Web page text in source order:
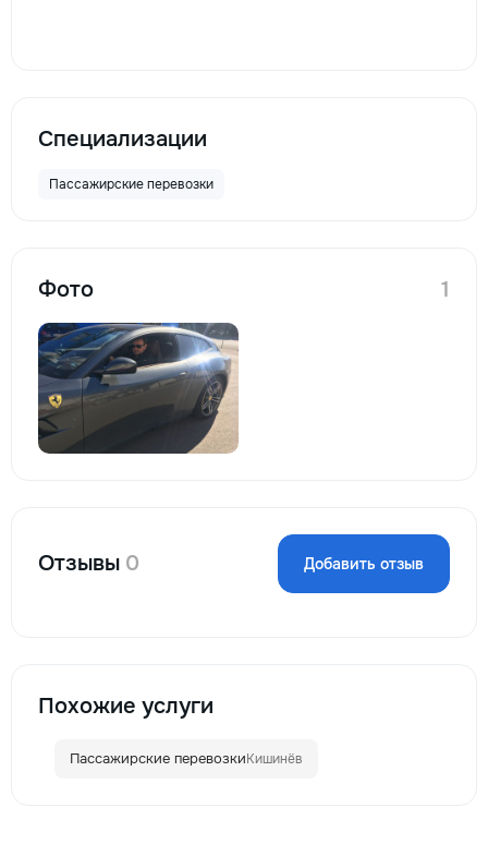
Специализации
Пассажирские перевозки
Фото 1
Отзывы 0 Добавить отзыв
Похожие услуги
Пассажирские перевозкиКишинёв